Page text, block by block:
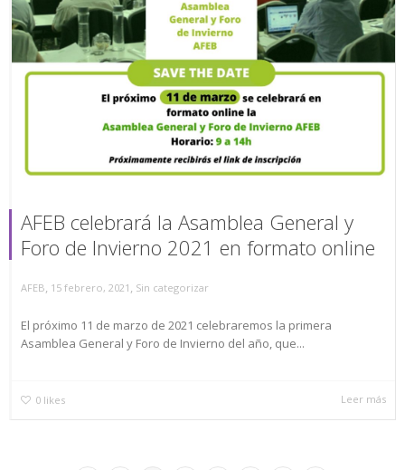
AFEB celebrará la Asamblea General y
Foro de Invierno 2021 en formato online
AFEB, 15 febrero, 2021 , Sin categorizar
El próximo 11 de marzo de 2021 celebraremos la primera
Asamblea General y Foro de Invierno del año, que...
0 likes Leer más